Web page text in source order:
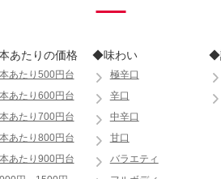
あたりの価格
あたり500円台
あたり600円台
あたり700円台
あたり800円台
あたり900円台
◆味わい
極辛口
辛口
中辛口
甘口
バラエティ
◆